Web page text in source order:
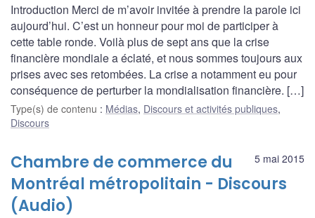
Introduction Merci de m’avoir invitée à prendre la parole ici
aujourd’hui. C’est un honneur pour moi de participer à
cette table ronde. Voilà plus de sept ans que la crise
financière mondiale a éclaté, et nous sommes toujours aux
prises avec ses retombées. La crise a notamment eu pour
conséquence de perturber la mondialisation financière. […]
Type(s) de contenu : Médias, Discours et activités publiques,
Discours
5 mai 2015
Chambre de commerce du
Montréal métropolitain - Discours
(Audio)